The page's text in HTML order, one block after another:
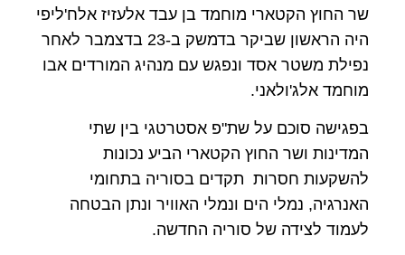
שר החוץ הקטארי מוחמד בן עבד אלעזיז אלח'ליפי
היה הראשון שביקר בדמשק ב-23 בדצמבר לאחר
נפילת משטר אסד ונפגש עם מנהיג המורדים אבו
מוחמד אלג'ולאני.
בפגישה סוכם על שת"פ אסטרטגי בין שתי
המדינות ושר החוץ הקטארי הביע נכונות
להשקעות חסרות תקדים בסוריה בתחומי
האנרגיה, נמלי הים ונמלי האוויר ונתן הבטחה
לעמוד לצידה של סוריה החדשה.